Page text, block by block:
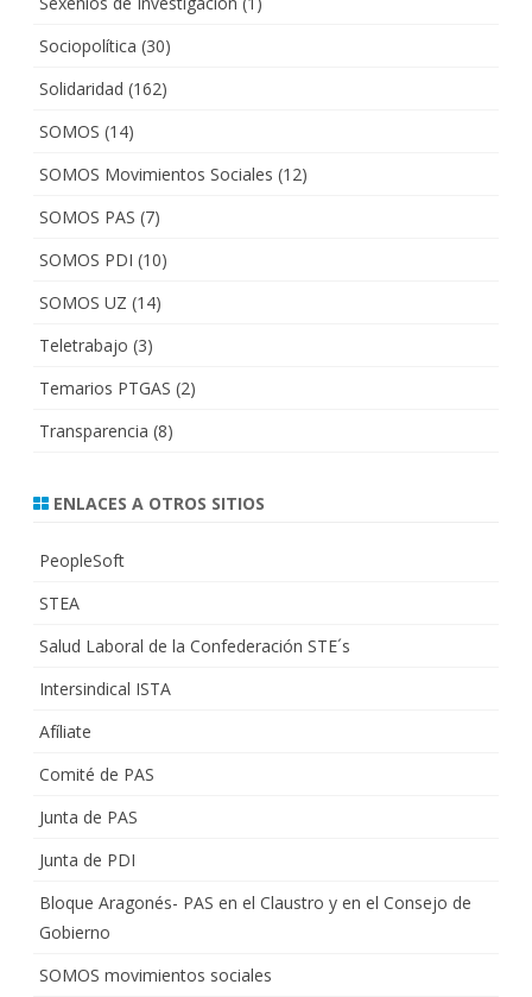
Sociopolítica (30)
Solidaridad (162)
SOMOS (14)
SOMOS Movimientos Sociales (12)
SOMOS PAS (7)
SOMOS PDI (10)
SOMOS UZ (14)
Teletrabajo (3)
Temarios PTGAS (2)
Transparencia (8)
ENLACES A OTROS SITIOS
PeopleSoft
STEA
Salud Laboral de la Confederación STE´s
Intersindical ISTA
Afíliate
Comité de PAS
Junta de PAS
Junta de PDI
Bloque Aragonés- PAS en el Claustro y en el Consejo de
Gobierno
SOMOS movimientos sociales